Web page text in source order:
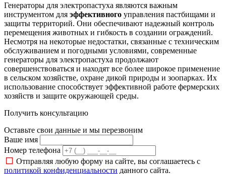
Генераторы для электропастуха являются важным
инструментом для эффективного управления пастбищами и
защиты территорий. Они обеспечивают надежный контроль
перемещения животных и гибкость в создании ограждений.
Несмотря на некоторые недостатки, связанные с техническим
обслуживанием и погодными условиями, современные
генераторы для электропастуха продолжают
совершенствоваться и находят все более широкое применение
в сельском хозяйстве, охране дикой природы и зоопарках. Их
использование способствует эффективной работе фермерских
хозяйств и защите окружающей среды.
Получить консультацию
Оставьте свои данные и мы перезвоним
Ваше имя
Номер телефона
Отправляя любую форму на сайте, вы соглашаетесь с
политикой конфиденциальности данного сайта.